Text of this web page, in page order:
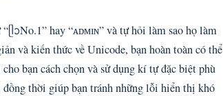
hay “ᴀᴅᴍɪɴ” và tự hỏi làm sao họ làm
và kiến thức về Unicode, bạn hoàn toàn có thể
bạn cách chọn và sử dụng kí tự đặc biệt phù
thời giúp bạn tránh những lỗi hiển thị khó